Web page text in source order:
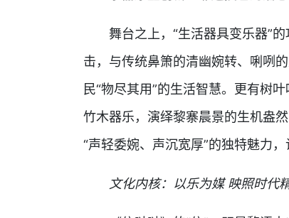
舞台之上，“生活器具变乐器”
击，与传统鼻箫的清幽婉转、唎咧
民“物尽其用”的生活智慧。更有树
竹木器乐，演绎黎寨晨景的生机盎
“声轻委婉、声沉宽厚”的独特魅力
文化内核：以乐为媒 映照时代